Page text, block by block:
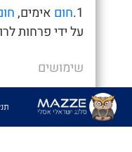
1. חום אימים,
על ידי פרחות
שימושים
- "רעות בואי קצת
-"מה גינהכפרה